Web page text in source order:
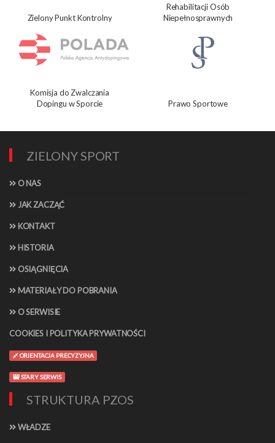
Zielony Punkt Kontrolny
Rehabilitacji Osób
Niepełnosprawnych
Komisja do Zwalczania
Dopingu w Sporcie
Prawo Sportowe
ZIELONY SPORT
O NAS
JAK ZACZĄĆ
KONTAKT
HISTORIA
OSIĄGNIĘCIA
MATERIAŁY DO POBRANIA
O SERWISIE
COOKIES I POLITYKA PRYWATNOŚCI
ORIENTACJA PRECYZYJNA
STARY SERWIS
STRUKTURA PZOS
WŁADZE